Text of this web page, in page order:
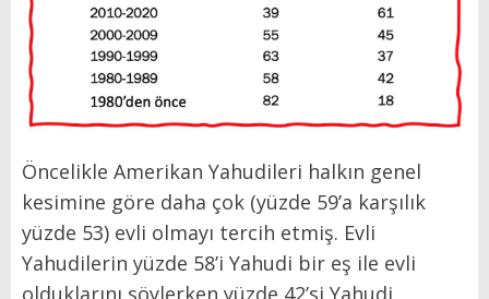
Öncelikle Amerikan Yahudileri halkın genel
kesimine göre daha çok (yüzde 59’a karşılık
yüzde 53) evli olmayı tercih etmiş. Evli
Yahudilerin yüzde 58’i Yahudi bir eş ile evli